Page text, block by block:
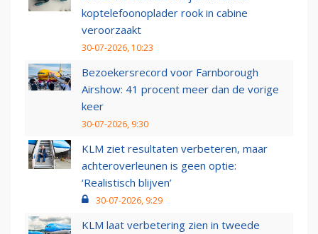
koptelefoonoplader rook in cabine
veroorzaakt
30-07-2026, 10:23
Bezoekersrecord voor Farnborough
Airshow: 41 procent meer dan de vorige
keer
30-07-2026, 9:30
KLM ziet resultaten verbeteren, maar
achteroverleunen is geen optie:
‘Realistisch blijven’
30-07-2026, 9:29
KLM laat verbetering zien in tweede